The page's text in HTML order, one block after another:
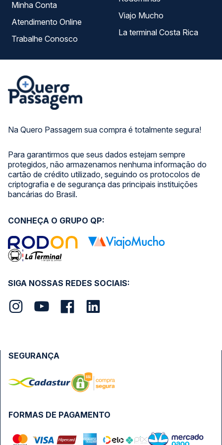
Na Quero Passagem sua compra é totalmente segura!
Para garantirmos que seus dados estejam sempre
protegidos, não armazenamos nenhuma informação do
cartão de crédito utilizado, seguindo os protocolos de
criptografia e de segurança das principais instituições
bancárias do Brasil.
Minha Conta
Atendimento Online
Trabalhe Conosco
Viajo Mucho
La terminal Costa Rica
SIGA NOSSAS REDES SOCIAIS:
CONHEÇA O GRUPO QP:
FORMAS DE PAGAMENTO
SEGURANÇA